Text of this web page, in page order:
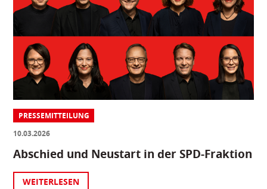
PRESSEMITTEILUNG
10.03.2026
Abschied und Neustart in der SPD-Fraktion
WEITERLESEN